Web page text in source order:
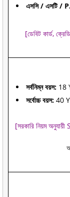
এসসি / এসটি /
[ডেবিট কার্ড,
সর্বনিম্ন বয়স: 18
সর্বোচ্চ বয়স: 40
[সরকারি নিয়ম